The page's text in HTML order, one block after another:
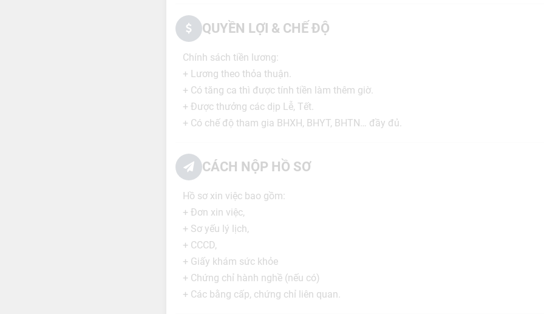
QUYỀN LỢI & CHẾ ĐỘ
Chính sách tiền lương:
+ Lương theo thỏa thuận.
+ Có tăng ca thì được tính tiền làm thêm giờ.
+ Được thưởng các dịp Lễ, Tết.
+ Có chế độ tham gia BHXH, BHYT, BHTN… đầy đủ.
CÁCH NỘP HỒ SƠ
Hồ sơ xin việc bao gồm:
+ Đơn xin việc,
+ Sơ yếu lý lịch,
+ CCCD,
+ Giấy khám sức khỏe
+ Chứng chỉ hành nghề (nếu có)
+ Các bằng cấp, chứng chỉ liên quan.